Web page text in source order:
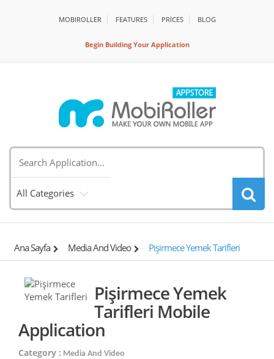
MOBIROLLER FEATURES PRİCES BLOG
Begin Building Your Application
All Categories
Ana Sayfa Media And Video Pişirmece Yemek Tarifleri
Pişirmece Yemek
Tarifleri Mobile
Application
Category : Media And Video